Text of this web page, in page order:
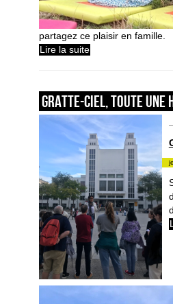
partagez ce plaisir en famille.
Lire la suite
GRATTE-CIEL, TOUTE UNE